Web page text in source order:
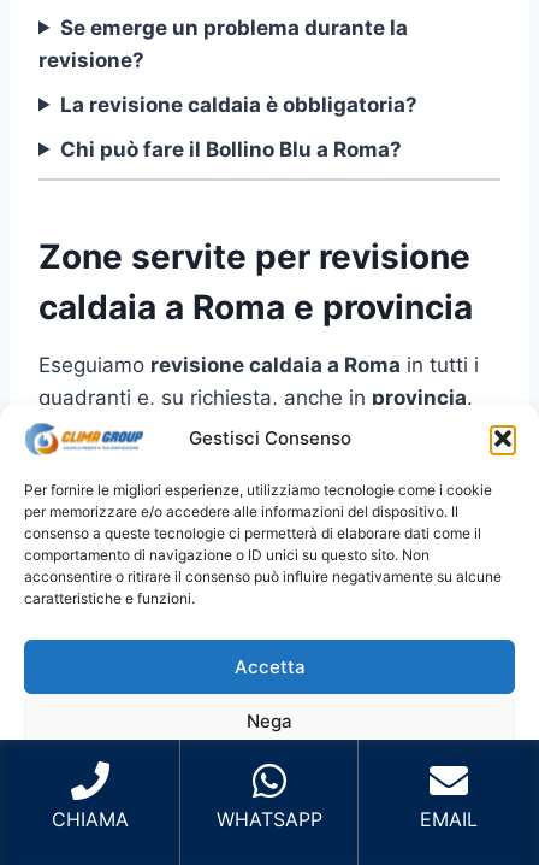
Gestisci Consenso
Per fornire le migliori esperienze, utilizziamo tecnologie come i cookie
per memorizzare e/o accedere alle informazioni del dispositivo. Il
consenso a queste tecnologie ci permetterà di elaborare dati come il
comportamento di navigazione o ID unici su questo sito. Non
acconsentire o ritirare il consenso può influire negativamente su alcune
caratteristiche e funzioni.
Accetta
Nega
Visualizza le preferenze
Cookie PolicyPrivacy Policy
Se emerge un problema durante la
revisione?
La revisione caldaia è obbligatoria?
Chi può fare il Bollino Blu a Roma?
Zone servite per revisione
caldaia a Roma e provincia
Eseguiamo revisione caldaia a Roma in tutti i
quadranti e, su richiesta, anche in provincia.
Per prenotare più velocemente, indica
zona/quartiere
Roma Centro: Centro Storico, Prati,
Trastevere, Aventino, San Giovanni e zone
limitrofe.
Flaminio, Fleming, Monte Mario e zone
limitrofe.
: Tiburtina, Prenestina,
Tuscolana, Centocelle, Cinecittà, Tor
Vergata e zone limitrofe.
Roma Sud
: EUR, Ostiense, Garbatella,
CHIAMA WHATSAPP EMAIL